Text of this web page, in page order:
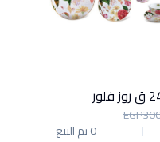
0 تم البيع